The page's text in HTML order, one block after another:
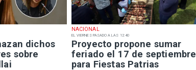
dichos
sobre
NACIONAL
EL VIERNES PASADO A LAS 12:40
Proyecto propone sumar
feriado el 17 de septiembre
para Fiestas Patrias